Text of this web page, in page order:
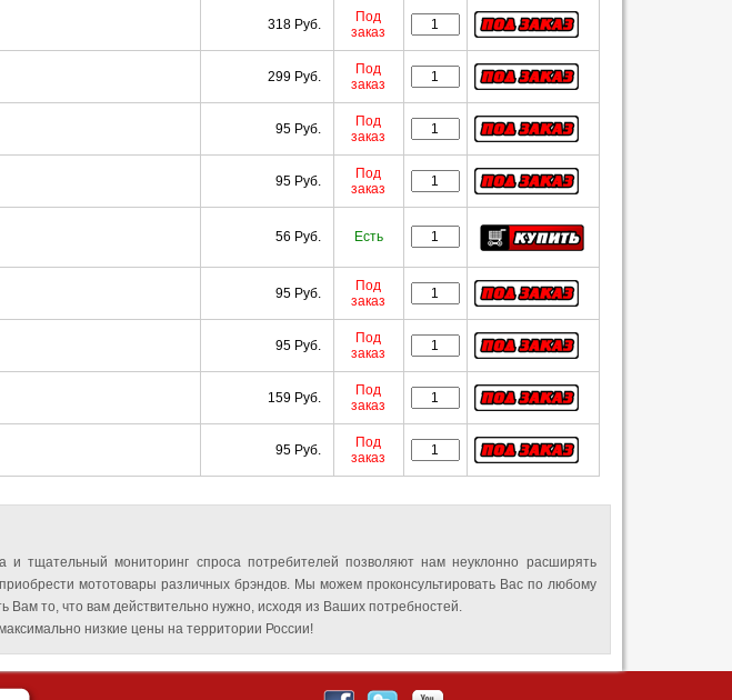
318 Руб.
Под
заказ
299 Руб.
Под
заказ
95 Руб.
Под
заказ
95 Руб.
Под
заказ
56 Руб. Есть
95 Руб.
Под
заказ
95 Руб.
Под
заказ
159 Руб.
Под
заказ
95 Руб.
Под
заказ
тщательный мониторинг спроса потребителей позволяют нам неуклонно расширять
мототовары различных брэндов. Мы можем проконсультировать Вас по любому
то, что вам действительно нужно, исходя из Ваших потребностей.
низкие цены на территории России!